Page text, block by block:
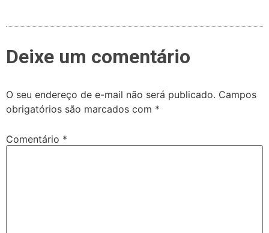
Deixe um comentário
O seu endereço de e-mail não será publicado. Campos
obrigatórios são marcados com *
Comentário *